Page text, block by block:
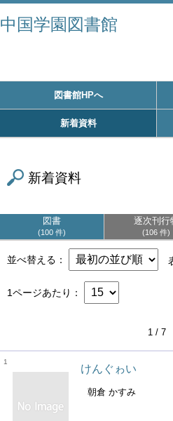
中国学園図書館
図書館HPへ
新着資料
新着資料
図書
100 件
逐次刊行
106 件
並べ替える
1ページあたり
1 / 7
1
けんぐゎい
朝倉 かすみ